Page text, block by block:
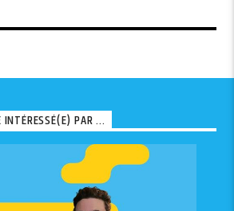
INTÉRESSÉ(E) PAR ...